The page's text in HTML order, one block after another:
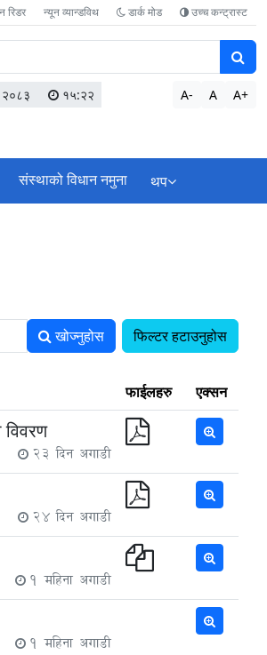
रिडर न्यून व्यान्डविथ डार्क मोड उच्च कन्ट्रास्ट
१५:२२ A- A A+
संस्थाको विधान नमुना थप
खोज्नुहोस फिल्टर हटाउनुहोस
फाईलहरु एक्सन
23 दिन अगाडी
24 दिन अगाडी
1 महिना अगाडी
1 महिना अगाडी